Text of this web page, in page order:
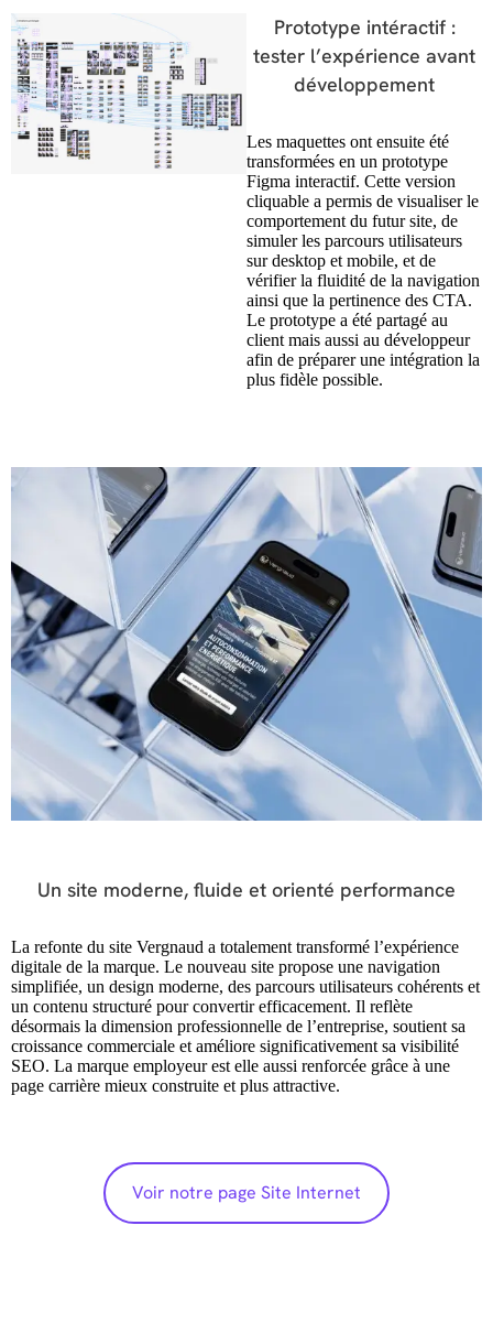
Prototype intéractif :
tester l’expérience avant
développement
Les maquettes ont ensuite été
transformées en un prototype
Figma interactif. Cette version
cliquable a permis de visualiser le
comportement du futur site, de
simuler les parcours utilisateurs
sur desktop et mobile, et de
vérifier la fluidité de la navigation
ainsi que la pertinence des CTA.
Le prototype a été partagé au
client mais aussi au développeur
afin de préparer une intégration la
plus fidèle possible.
Un site moderne, fluide et orienté performance
La refonte du site Vergnaud a totalement transformé l’expérience
digitale de la marque. Le nouveau site propose une navigation
simplifiée, un design moderne, des parcours utilisateurs cohérents et
un contenu structuré pour convertir efficacement. Il reflète
désormais la dimension professionnelle de l’entreprise, soutient sa
croissance commerciale et améliore significativement sa visibilité
SEO. La marque employeur est elle aussi renforcée grâce à une
page carrière mieux construite et plus attractive.
Voir notre page Site Internet